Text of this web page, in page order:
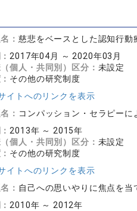
：慈悲をベースとした認知行
2017年04月 ～ 2020年03月
個人・共同別）区分： 未設定
その他の研究制度
イトへのリンクを表示
： コンパッション・セラピー
2013年 ～ 2015年
個人・共同別）区分： 未設定
その他の研究制度
イトへのリンクを表示
： 自己への思いやりに焦点を
2010年 ～ 2012年